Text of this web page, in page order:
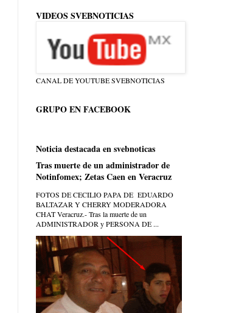
VIDEOS SVEBNOTICIAS
CANAL DE YOUTUBE SVEBNOTICIAS
GRUPO EN FACEBOOK
Noticia destacada en svebnoticas
Tras muerte de un administrador de
Notinfomex; Zetas Caen en Veracruz
FOTOS DE CECILIO PAPA DE EDUARDO
BALTAZAR Y CHERRY MODERADORA
CHAT Veracruz.- Tras la muerte de un
ADMINISTRADOR y PERSONA DE ...